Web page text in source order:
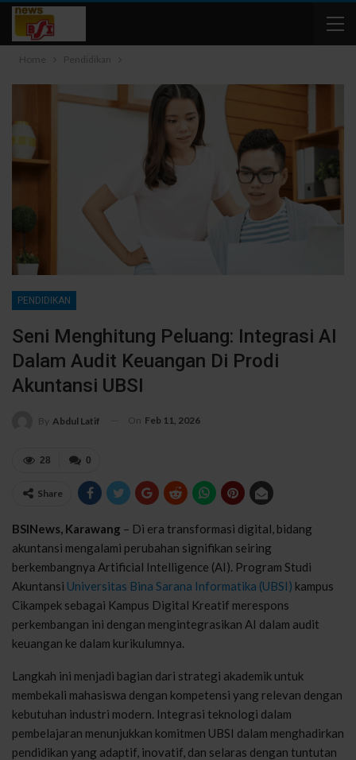
Home Pendidikan
PENDIDIKAN
Seni Menghitung Peluang: Integrasi AI
Dalam Audit Keuangan Di Prodi
Akuntansi UBSI
By Abdul Latif On Feb 11, 2026
0
28
Share
BSINews, Karawang – Di era transformasi digital, bidang
akuntansi mengalami perubahan signifikan seiring
berkembangnya Artificial Intelligence (AI). Program Studi
Akuntansi Universitas Bina Sarana Informatika (UBSI) kampus
Cikampek sebagai Kampus Digital Kreatif merespons
perkembangan ini dengan mengintegrasikan AI dalam audit
keuangan ke dalam kurikulumnya.
Langkah ini menjadi bagian dari strategi akademik untuk
membekali mahasiswa dengan kompetensi yang relevan dengan
kebutuhan industri modern. Integrasi teknologi dalam
pembelajaran menunjukkan komitmen UBSI dalam menghadirkan
pendidikan yang adaptif, inovatif, dan selaras dengan tuntutan